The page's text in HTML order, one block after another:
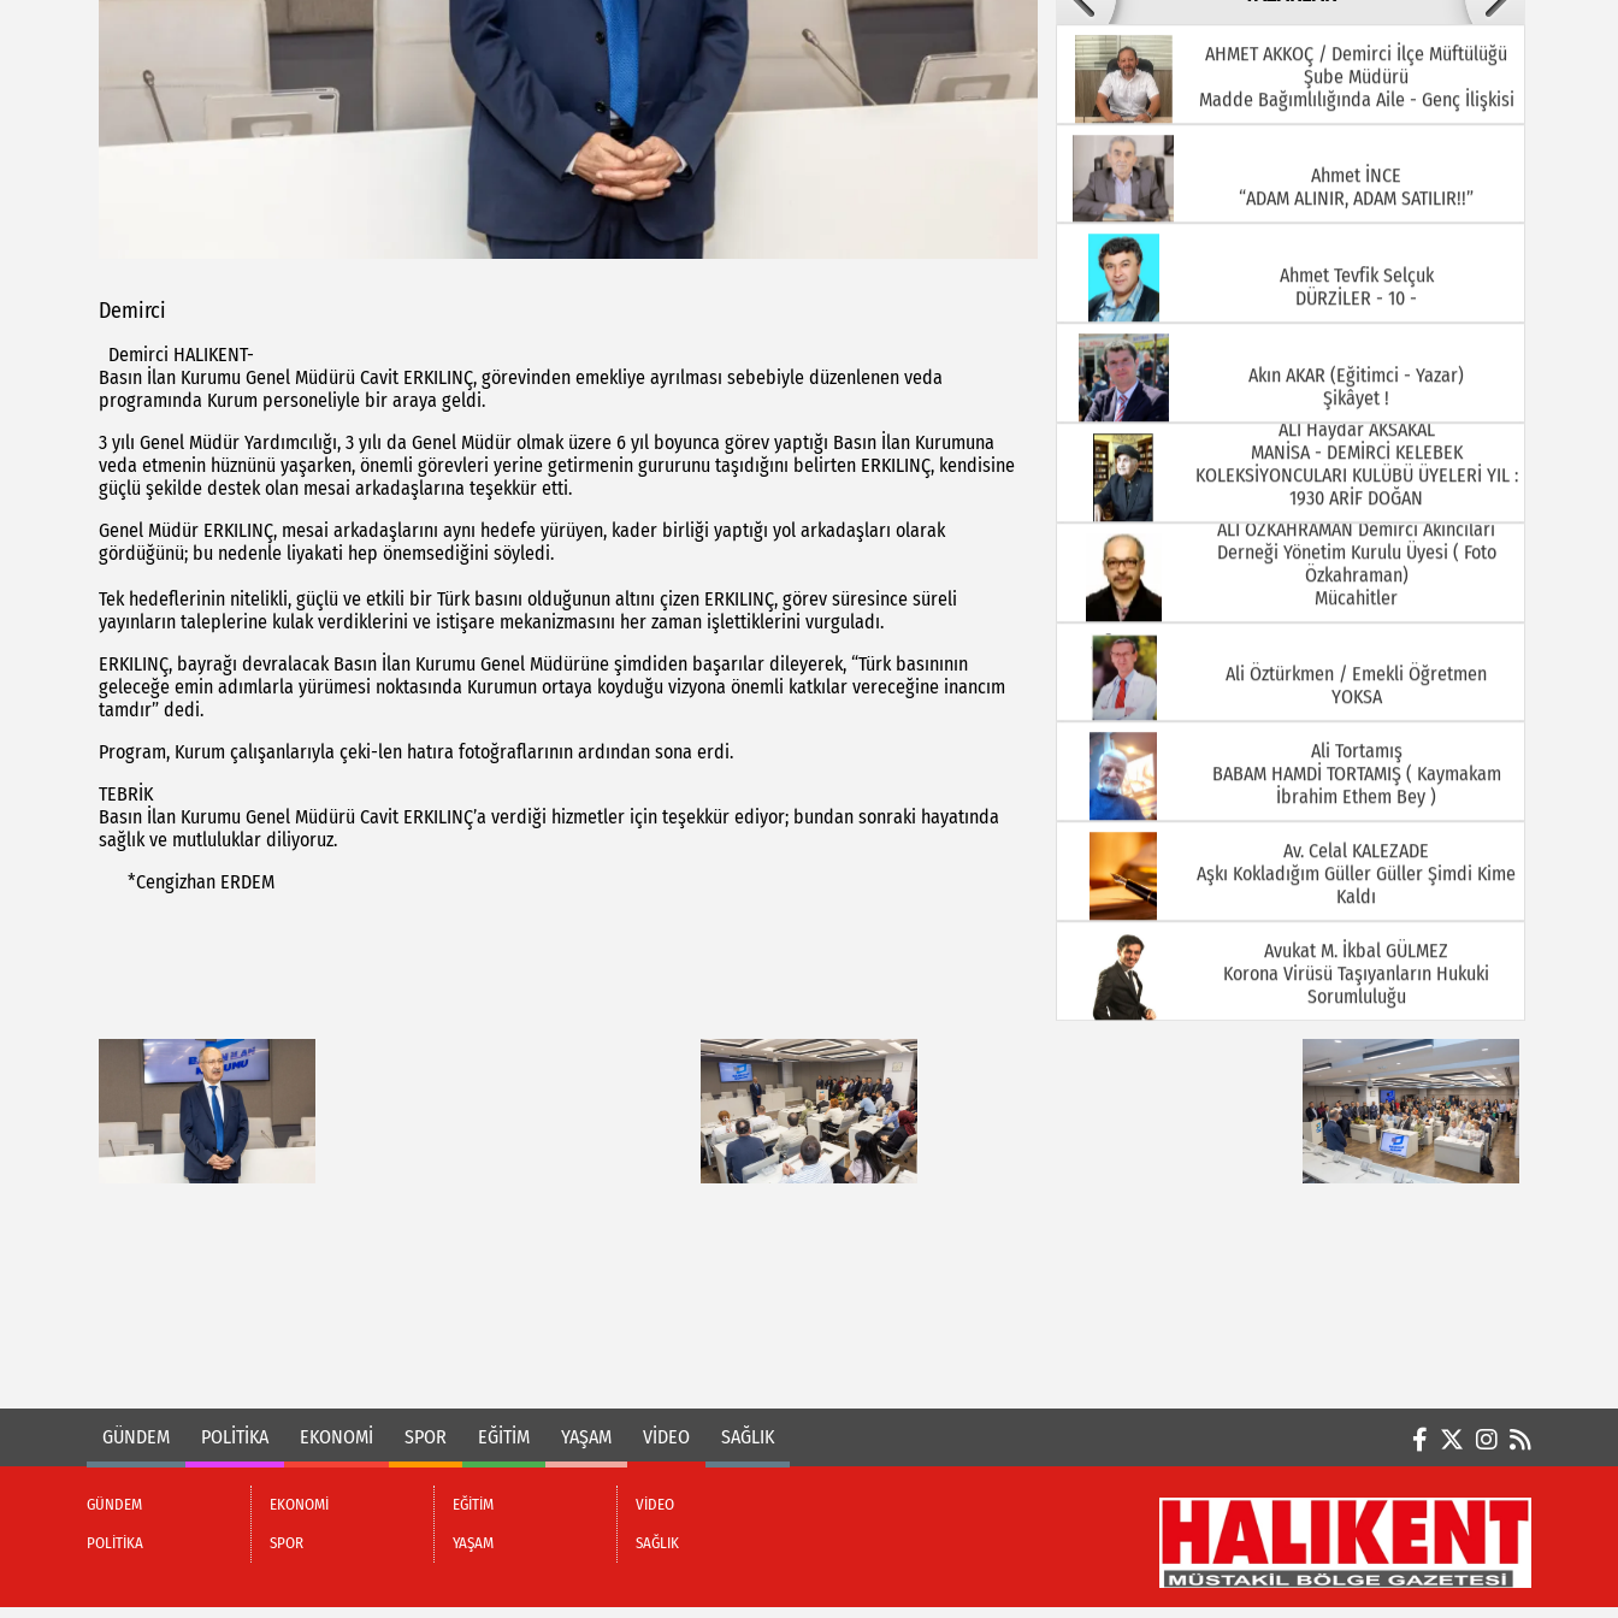
Demirci
Demirci HALIKENT-
Basın İlan Kurumu Genel Müdürü Cavit ERKILINÇ, görevinden emekliye ayrılması sebebiyle düzenlenen veda
programında Kurum personeliyle bir araya geldi.
3 yılı Genel Müdür Yardımcılığı, 3 yılı da Genel Müdür olmak üzere 6 yıl boyunca görev yaptığı Basın İlan Kurumuna
veda etmenin hüznünü yaşarken, önemli görevleri yerine getirmenin gururunu taşıdığını belirten ERKILINÇ, kendisine
güçlü şekilde destek olan mesai arkadaşlarına teşekkür etti.
Genel Müdür ERKILINÇ, mesai arkadaşlarını aynı hedefe yürüyen, kader birliği yaptığı yol arkadaşları olarak
gördüğünü; bu nedenle liyakati hep önemsediğini söyledi.
Tek hedeflerinin nitelikli, güçlü ve etkili bir Türk basını olduğunun altını çizen ERKILINÇ, görev süresince süreli
yayınların taleplerine kulak verdiklerini ve istişare mekanizmasını her zaman işlettiklerini vurguladı.
ERKILINÇ, bayrağı devralacak Basın İlan Kurumu Genel Müdürüne şimdiden başarılar dileyerek, “Türk basınının
geleceğe emin adımlarla yürümesi noktasında Kurumun ortaya koyduğu vizyona önemli katkılar vereceğine inancım
tamdır” dedi.
Program, Kurum çalışanlarıyla çeki-len hatıra fotoğraflarının ardından sona erdi.
TEBRİK
Basın İlan Kurumu Genel Müdürü Cavit ERKILINÇ’a verdiği hizmetler için teşekkür ediyor; bundan sonraki hayatında
sağlık ve mutluluklar diliyoruz.
*Cengizhan ERDEM
22.07.2026 20.07.2026
15.07.2026
08.07.2026 06.07.2026
01.07.2026 29.06.2026
AHMET AKKOÇ / Demirci İlçe Müftülüğü
Şube Müdürü
Madde Bağımlılığında Aile - Genç İlişkisi
Ahmet İNCE
“ADAM ALINIR, ADAM SATILIR!!”
Ahmet Tevfik Selçuk
DÜRZİLER - 10 -
Akın AKAR (Eğitimci - Yazar)
Şikâyet !
ALİ Haydar AKSAKAL
MANİSA - DEMİRCİ KELEBEK
KOLEKSİYONCULARI KULÜBÜ ÜYELERİ YIL :
1930 ARİF DOĞAN
ALİ ÖZKAHRAMAN Demirci Akıncıları
Derneği Yönetim Kurulu Üyesi ( Foto
Özkahraman)
Mücahitler
Ali Öztürkmen / Emekli Öğretmen
YOKSA
Ali Tortamış
BABAM HAMDİ TORTAMIŞ ( Kaymakam
İbrahim Ethem Bey )
Av. Celal KALEZADE
Aşkı Kokladığım Güller Güller Şimdi Kime
Kaldı
Avukat M. İkbal GÜLMEZ
Korona Virüsü Taşıyanların Hukuki
Sorumluluğu
Avukat Sinan YEKREK
FARKINDA MISIN?
Ayten ERKUL
Burak GÖKSAL
İSTİKLÂLİN CAN ATAĞI : TÜRK BAYRAĞI
Büşra KARAGÖZ Serbest Muhasebeci /
Mali Müşavir
Paranın En Büyük Düşmanı Enflasyon
Değil, Ertelemektir
GÜNDEM POLİTİKA EKONOMİ SPOR EĞİTİM YAŞAM VİDEO SAĞLIK
GÜNDEM
POLİTİKA
EKONOMİ
SPOR
EĞİTİM
YAŞAM
VİDEO
SAĞLIK